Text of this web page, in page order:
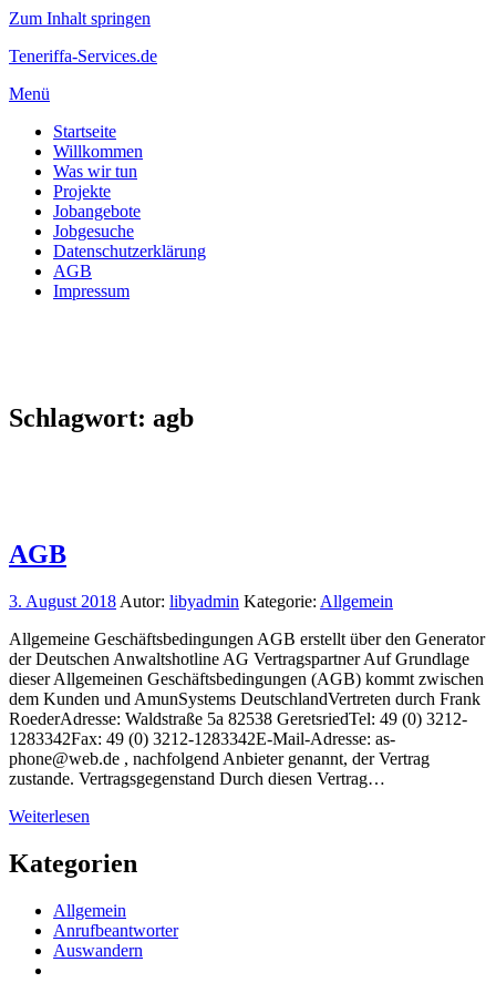
Zum Inhalt springen
Teneriffa-Services.de
Menü
Startseite
Willkommen
Was wir tun
Projekte
Jobangebote
Jobgesuche
Datenschutzerklärung
AGB
Impressum
Schlagwort: agb
AGB
3. August 2018 Autor: libyadmin Kategorie: Allgemein
Allgemeine Geschäftsbedingungen AGB erstellt über den Generator
der Deutschen Anwaltshotline AG Vertragspartner Auf Grundlage
dieser Allgemeinen Geschäftsbedingungen (AGB) kommt zwischen
dem Kunden und AmunSystems DeutschlandVertreten durch Frank
RoederAdresse: Waldstraße 5a 82538 GeretsriedTel: 49 (0) 3212-
1283342Fax: 49 (0) 3212-1283342E-Mail-Adresse: as-
phone@web.de , nachfolgend Anbieter genannt, der Vertrag
zustande. Vertragsgegenstand Durch diesen Vertrag…
Weiterlesen
Kategorien
Allgemein
Anrufbeantworter
Auswandern